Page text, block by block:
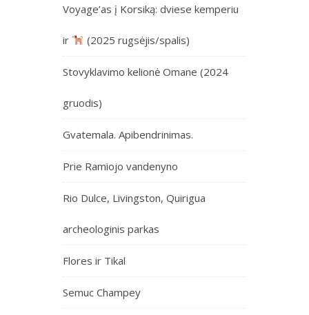
Voyage’as į Korsiką: dviese kemperiu
ir (2025 rugsėjis/spalis)
Stovyklavimo kelionė Omane (2024
gruodis)
Gvatemala. Apibendrinimas.
Prie Ramiojo vandenyno
Rio Dulce, Livingston, Quirigua
archeologinis parkas
Flores ir Tikal
Semuc Champey